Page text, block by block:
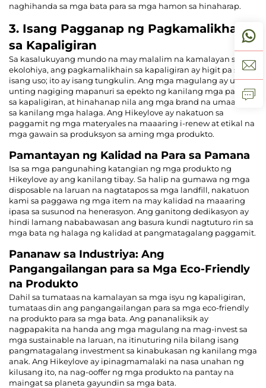
naghihanda sa mga bata para sa mga hamon sa hinaharap.
3. Isang Pagganap ng Pagkamalikhain
sa Kapaligiran
Sa kasalukuyang mundo na may malalim na kamalayan sa
ekolohiya, ang pagkamalikhain sa kapaligiran ay higit pa sa
isang uso; ito ay isang tungkulin. Ang mga magulang ay unti-
unting nagiging mapanuri sa epekto ng kanilang mga pagbili
sa kapaligiran, at hinahanap nila ang mga brand na umaayon
sa kanilang mga halaga. Ang Hikeylove ay nakatuon sa
paggamit ng mga materyales na maaaring i-renew at etikal na
mga gawain sa produksyon sa aming mga produkto.
Pamantayan ng Kalidad na Para sa Pamana
Isa sa mga pangunahing katangian ng mga produkto ng
Hikeylove ay ang kanilang tibay. Sa halip na gumawa ng mga
disposable na laruan na nagtatapos sa mga landfill, nakatuon
kami sa paggawa ng mga item na may kalidad na maaaring
ipasa sa susunod na henerasyon. Ang ganitong dedikasyon ay
hindi lamang nababawasan ang basura kundi nagtuturo rin sa
mga bata ng halaga ng kalidad at pangmatagalang paggamit.
Pananaw sa Industriya: Ang
Pangangailangan para sa Mga Eco-Friendly
na Produkto
Dahil sa tumataas na kamalayan sa mga isyu ng kapaligiran,
tumataas din ang pangangailangan para sa mga eco-friendly
na produkto para sa mga bata. Ang pananaliksik ay
nagpapakita na handa ang mga magulang na mag-invest sa
mga sustainable na laruan, na itinuturing nila bilang isang
pangmatagalang investment sa kinabukasan ng kanilang mga
anak. Ang Hikeylove ay ipinagmamalaki na nasa unahan ng
kilusang ito, na nag-ooffer ng mga produkto na pantay na
maingat sa planeta gayundin sa mga bata.